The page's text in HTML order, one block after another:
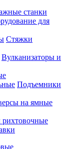
станки
для
Стяжки
Вулканизаторы и
Подъемники
на ямные